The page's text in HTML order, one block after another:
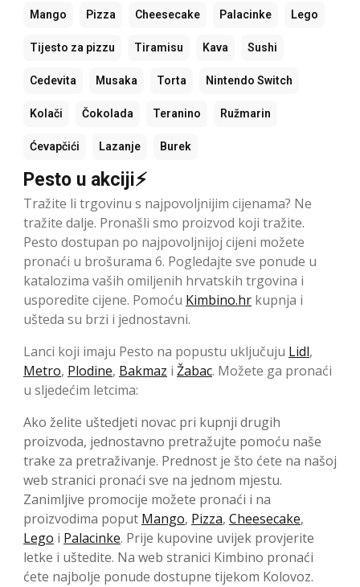
Mango Pizza Cheesecake Palacinke Lego
Tijesto za pizzu Tiramisu Kava Sushi
Cedevita Musaka Torta Nintendo Switch
Kolači Čokolada Teranino Ružmarin
Ćevapčići Lazanje Burek
Pesto u akciji⚡
Tražite li trgovinu s najpovoljnijim cijenama? Ne
tražite dalje. Pronašli smo proizvod koji tražite.
Pesto dostupan po najpovoljnijoj cijeni možete
pronaći u brošurama 6. Pogledajte sve ponude u
katalozima vaših omiljenih hrvatskih trgovina i
usporedite cijene. Pomoću Kimbino.hr kupnja i
ušteda su brzi i jednostavni.
Lanci koji imaju Pesto na popustu uključuju Lidl,
Metro, Plodine, Bakmaz i Žabac. Možete ga pronaći
u sljedećim letcima:
Ako želite uštedjeti novac pri kupnji drugih
proizvoda, jednostavno pretražujte pomoću naše
trake za pretraživanje. Prednost je što ćete na našoj
web stranici pronaći sve na jednom mjestu.
Zanimljive promocije možete pronaći i na
proizvodima poput Mango, Pizza, Cheesecake,
Lego i Palacinke. Prije kupovine uvijek provjerite
letke i uštedite. Na web stranici Kimbino pronaći
ćete najbolje ponude dostupne tijekom Kolovoz.